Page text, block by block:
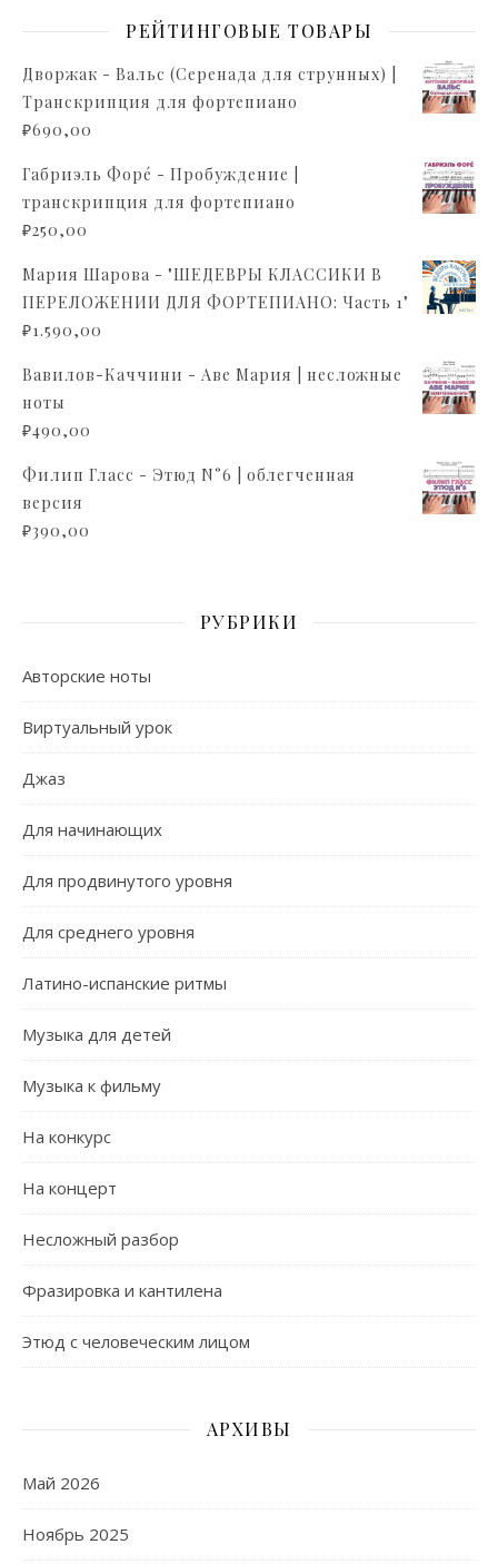
РЕЙТИНГОВЫЕ ТОВАРЫ
Дворжак - Вальс (Серенада для струнных) |
Транскрипция для фортепиано
₽690,00
Габриэль Форé - Пробуждение |
транскрипция для фортепиано
₽250,00
Мария Шарова - "ШЕДЕВРЫ КЛАССИКИ В
ПЕРЕЛОЖЕНИИ ДЛЯ ФОРТЕПИАНО: Часть 1"
₽1.590,00
Вавилов-Каччини - Аве Мария | несложные
ноты
₽490,00
Филип Гласс - Этюд N°6 | облегченная
версия
₽390,00
РУБРИКИ
Авторские ноты
Виртуальный урок
Джаз
Для начинающих
Для продвинутого уровня
Для среднего уровня
Латино-испанские ритмы
Музыка для детей
Музыка к фильму
На конкурс
На концерт
Несложный разбор
Фразировка и кантилена
Этюд с человеческим лицом
АРХИВЫ
Май 2026
Ноябрь 2025